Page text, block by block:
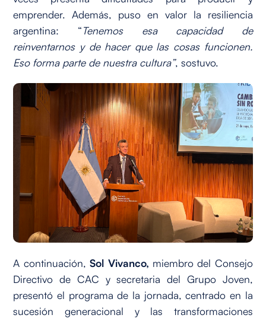
emprender. Además, puso en valor la resiliencia
argentina: “Tenemos esa capacidad de
reinventarnos y de hacer que las cosas funcionen.
Eso forma parte de nuestra cultura”, sostuvo.
A continuación,Sol Vivanco, miembro del Consejo
Directivo de CAC y secretaria del Grupo Joven,
presentó el programa de la jornada, centrado en la
sucesión generacional y las transformaciones